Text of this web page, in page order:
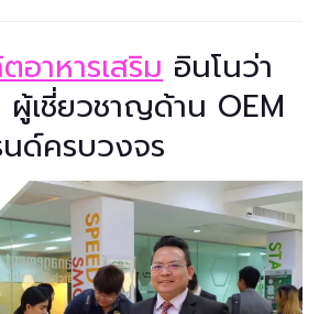
อาหารเสริม อินโนว่า
ผู้เชี่ยวชาญด้าน OEM
นด์ครบวงจร